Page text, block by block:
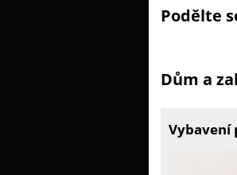
Podělte
Dům a
Vybavení